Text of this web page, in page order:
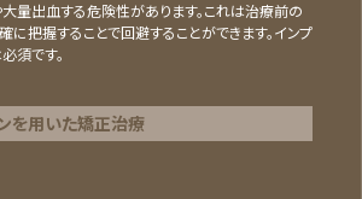
量出血する危険性があります。これは治療前の
把握することで回避することができます。インプ
須です。
を用いた矯正治療